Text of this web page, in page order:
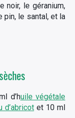
noir, le géranium,
le santal, et la
d’huile végétale
d’abricotet 10 ml